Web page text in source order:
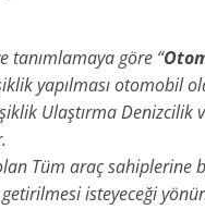
tanımlamaya göre “
yapılması otomobil
Ulaştırma Denizcilik
Tüm araç sahiplerine
isteyeceği